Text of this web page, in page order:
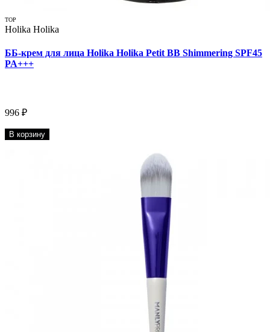
TOP
Holika Holika
ББ-крем для лица Holika Holika Petit BB Shimmering SPF45
PA+++
996 ₽
В корзину